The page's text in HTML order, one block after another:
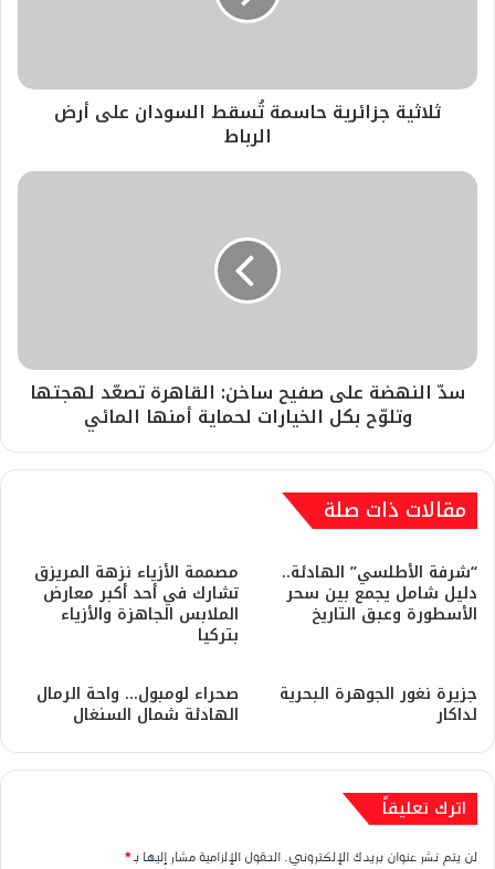
ثلاثية جزائرية حاسمة تُسقط السودان على أرض
الرباط
سدّ النهضة على صفيح ساخن: القاهرة تصعّد لهجتها
وتلوّح بكل الخيارات لحماية أمنها المائي
مقالات ذات صلة
“شرفة الأطلسي” الهادئة..
دليل شامل يجمع بين سحر
الأسطورة وعبق التاريخ
مصممة الأزياء نزهة المريزق
تشارك في أحد أكبر معارض
الملابس الجاهزة والأزياء
بتركيا
جزيرة نغور الجوهرة البحرية
لداكار
صحراء لومبول… واحة الرمال
الهادئة شمال السنغال
اترك تعليقاً
لن يتم نشر عنوان بريدك الإلكتروني. الحقول الإلزامية مشار إليها بـ*